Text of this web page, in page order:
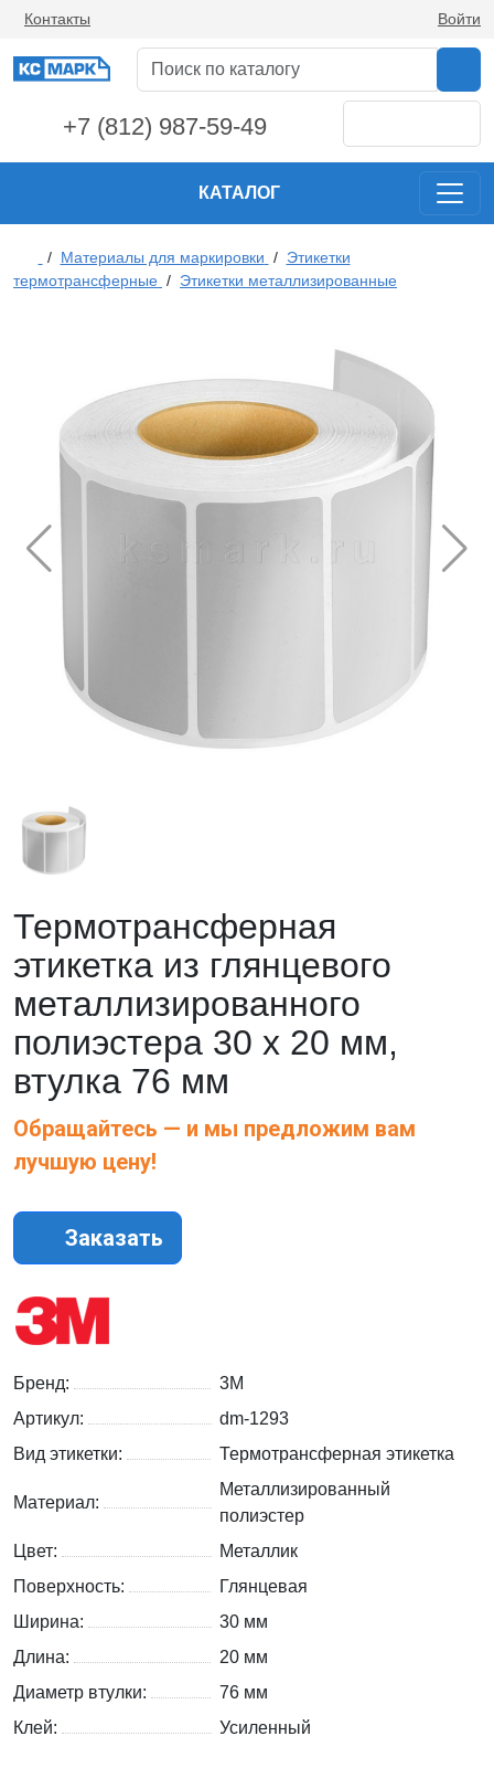
Контакты Войти
+7 (812) 987-59-49
КАТАЛОГ
/ Материалы для маркировки / Этикетки
термотрансферные / Этикетки металлизированные
Термотрансферная
этикетка из глянцевого
металлизированного
полиэстера 30 x 20 мм,
втулка 76 мм
Обращайтесь — и мы предложим вам
лучшую цену!
Заказать
Бренд:
3M
Артикул:
dm-1293
Вид этикетки:
Термотрансферная этикетка
Материал:
Металлизированный
полиэстер
Цвет:
Металлик
Поверхность:
Глянцевая
Ширина:
30 мм
Длина:
20 мм
Диаметр втулки:
76 мм
Клей:
Усиленный